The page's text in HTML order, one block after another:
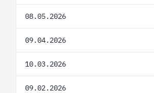
08.05.2026
09.04.2026
10.03.2026
09.02.2026